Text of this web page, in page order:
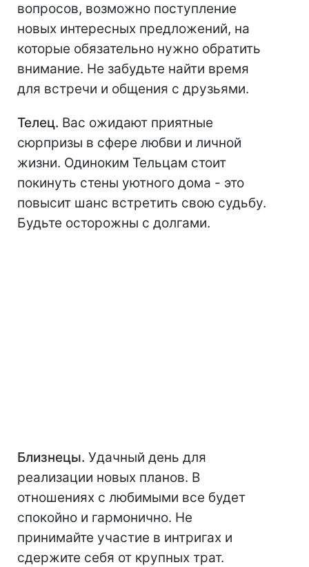
вопросов, возможно поступление
новых интересных предложений, на
которые обязательно нужно обратить
внимание. Не забудьте найти время
для встречи и общения с друзьями.
Телец. Вас ожидают приятные
сюрпризы в сфере любви и личной
жизни. Одиноким Тельцам стоит
покинуть стены уютного дома - это
повысит шанс встретить свою судьбу.
Будьте осторожны с долгами.
Близнецы. Удачный день для
реализации новых планов. В
отношениях с любимыми все будет
спокойно и гармонично. Не
принимайте участие в интригах и
сдержите себя от крупных трат.